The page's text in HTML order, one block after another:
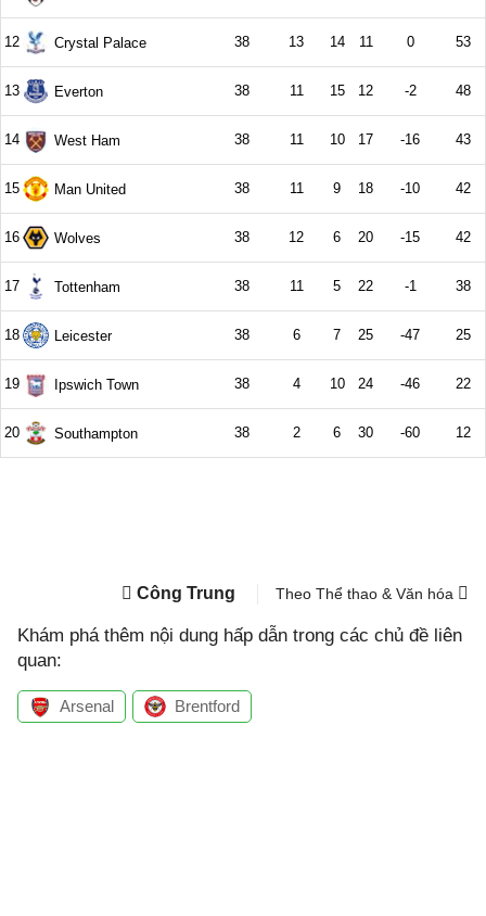
Công Trung Theo Thể thao & Văn hóa
Khám phá thêm nội dung hấp dẫn trong các chủ đề liên
quan:
Arsenal Brentford